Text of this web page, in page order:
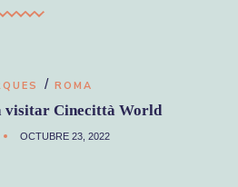
/ ROMA
visitar Cinecittà World
OCTUBRE 23, 2022